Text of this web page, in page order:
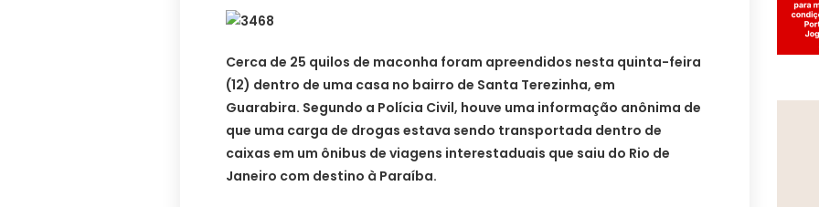
Cerca de 25 quilos de maconha foram apreendidos nesta quinta-feira
(12) dentro de uma casa no bairro de Santa Terezinha, em
Guarabira. Segundo a Polícia Civil, houve uma informação anônima de
que uma carga de drogas estava sendo transportada dentro de
caixas em um ônibus de viagens interestaduais que saiu do Rio de
Janeiro com destino à Paraíba.